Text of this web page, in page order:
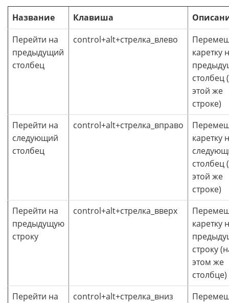
Название Клавиша
Перейти на
предыдущий
столбец
control+alt+стрелка_влево
каретку
столбец
этой же
строке)
Перейти на
следующий
столбец
control+alt+стрелка_вправо
каретку
столбец
этой же
строке)
Перейти на
предыдущую
строку
control+alt+стрелка_вверх
каретку
строку
этом же
столбце)
Перейти на
control+alt+стрелка_вниз